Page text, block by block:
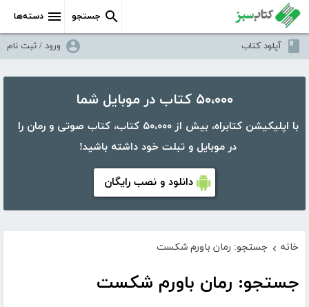
دسته‌ها جستجو
آپلود کتاب ورود / ثبت نام
۵۰،۰۰۰ کتاب در موبایل شما
با اپلیکیشن کتابراه، بیش از ۵۰،۰۰۰ کتاب، کتاب صوتی و رمان را
در موبایل و تبلت خود داشته باشید!
دانلود و نصب رایگان
خانه › جستجو: رمان باورم شکست
جستجو: رمان باورم شکست